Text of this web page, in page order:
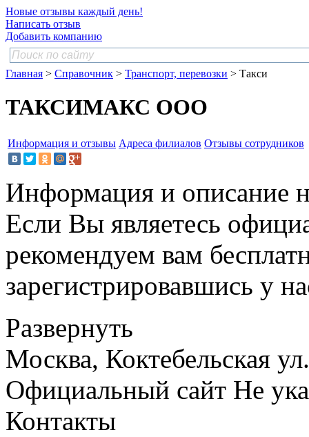
Новые отзывы каждый день!
Написать отзыв
Добавить компанию
Главная > Справочник > Транспорт, перевозки > Такси
ТАКСИМАКС ООО
Информация и отзывы Адреса филиалов Отзывы сотрудников
Информация и описание
Если Вы являетесь
рекомендуем вам
зарегистрировавшись у
Развернуть
Москва, Коктебельская
Официальный сайт Не
Контакты